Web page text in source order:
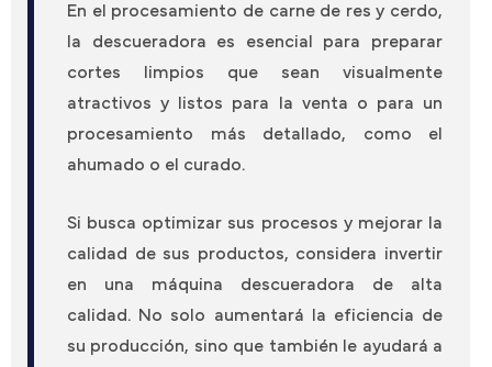
En el procesamiento de carne de res y cerdo,
la descueradora es esencial para preparar
cortes limpios que sean visualmente
atractivos y listos para la venta o para un
procesamiento más detallado, como el
ahumado o el curado.
Si busca optimizar sus procesos y mejorar la
calidad de sus productos, considera invertir
en una máquina descueradora de alta
calidad. No solo aumentará la eficiencia de
su producción, sino que también le ayudará a